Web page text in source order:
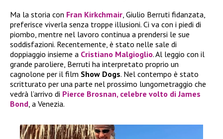
Ma la storia con Fran Kirkchmair , Giulio Berruti fidanzata,
preferisce viverla senza troppe illusioni. Ci va con i piedi di
piombo, mentre nel lavoro continua a prendersi le sue
soddisfazioni. Recentemente, è stato nelle sale di
doppiaggio insieme a Cristiano Malgioglio. Al leggio con il
grande paroliere, Berruti ha interpretato proprio un
cagnolone per il film Show Dogs. Nel contempo è stato
scritturato per una parte nel prossimo lungometraggio che
vedrà l’arrivo di Pierce Brosnan, celebre volto di James
Bond , a Venezia.